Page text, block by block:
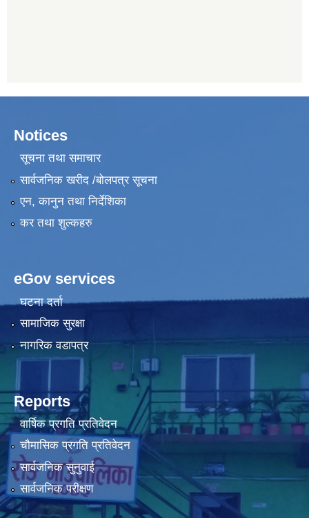
Notices
सूचना तथा समाचार
सार्वजनिक खरीद /बोलपत्र सूचना
एन, कानुन तथा निर्देशिका
कर तथा शुल्कहरु
eGov services
घटना दर्ता
सामाजिक सुरक्षा
नागरिक वडापत्र
Reports
वार्षिक प्रगति प्रतिवेदन
चौमासिक प्रगति प्रतिवेदन
सार्वजनिक सुनुवाई
सार्वजनिक परीक्षण